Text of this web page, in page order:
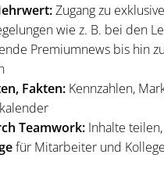
Zugang zu
wie z. B. bei den
Premiumnews bis hin
Fakten: Kennzahlen,
Teamwork: Inhalte
für Mitarbeiter und